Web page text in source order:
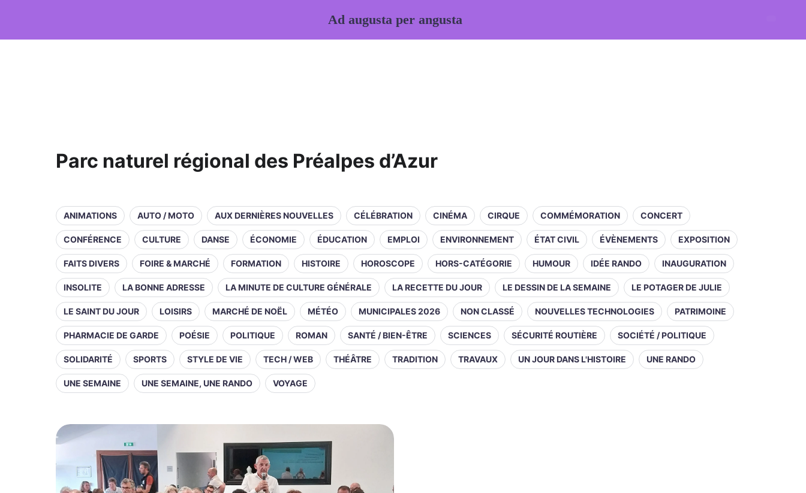
Parc naturel régional des Préalpes d’Azur
ANIMATIONS AUTO / MOTO AUX DERNIÈRES NOUVELLES CÉLÉBRATION CINÉMA CIRQUE COMMÉMORATION CONCERT
CONFÉRENCE CULTURE DANSE ÉCONOMIE ÉDUCATION EMPLOI ENVIRONNEMENT ÉTAT CIVIL ÉVÈNEMENTS EXPOSITION
FAITS DIVERS FOIRE & MARCHÉ FORMATION HISTOIRE HOROSCOPE HORS-CATÉGORIE HUMOUR IDÉE RANDO INAUGURATION
INSOLITE LA BONNE ADRESSE LA MINUTE DE CULTURE GÉNÉRALE LA RECETTE DU JOUR LE DESSIN DE LA SEMAINE LE POTAGER DE JULIE
LE SAINT DU JOUR LOISIRS MARCHÉ DE NOËL MÉTÉO MUNICIPALES 2026 NON CLASSÉ NOUVELLES TECHNOLOGIES PATRIMOINE
PHARMACIE DE GARDE POÉSIE POLITIQUE ROMAN SANTÉ / BIEN-ÊTRE SCIENCES SÉCURITÉ ROUTIÈRE SOCIÉTÉ / POLITIQUE
SOLIDARITÉ SPORTS STYLE DE VIE TECH / WEB THÉÂTRE TRADITION TRAVAUX UN JOUR DANS L'HISTOIRE UNE RANDO
UNE SEMAINE UNE SEMAINE, UNE RANDO VOYAGE
Ad augusta per angusta